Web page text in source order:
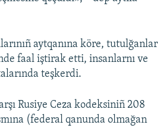
aytqanına köre, tutulğanlar
faal iştirak etti, insanlarnı ve
teşkerdi.
Rusiye Ceza kodeksiniñ 208
(federal qanunda olmağan